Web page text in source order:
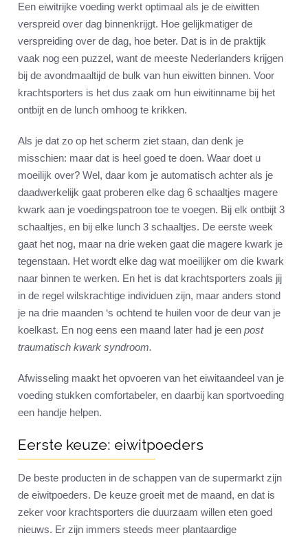
Een eiwitrijke voeding werkt optimaal als je de eiwitten
verspreid over dag binnenkrijgt. Hoe gelijkmatiger de
verspreiding over de dag, hoe beter. Dat is in de praktijk
vaak nog een puzzel, want de meeste Nederlanders krijgen
bij de avondmaaltijd de bulk van hun eiwitten binnen. Voor
krachtsporters is het dus zaak om hun eiwitinname bij het
ontbijt en de lunch omhoog te krikken.
Als je dat zo op het scherm ziet staan, dan denk je
misschien: maar dat is heel goed te doen. Waar doet u
moeilijk over? Wel, daar kom je automatisch achter als je
daadwerkelijk gaat proberen elke dag 6 schaaltjes magere
kwark aan je voedingspatroon toe te voegen. Bij elk ontbijt 3
schaaltjes, en bij elke lunch 3 schaaltjes. De eerste week
gaat het nog, maar na drie weken gaat die magere kwark je
tegenstaan. Het wordt elke dag wat moeilijker om die kwark
naar binnen te werken. En het is dat krachtsporters zoals jij
in de regel wilskrachtige individuen zijn, maar anders stond
je na drie maanden ‘s ochtend te huilen voor de deur van je
koelkast. En nog eens een maand later had je een post
traumatisch kwark syndroom.
Afwisseling maakt het opvoeren van het eiwitaandeel van je
voeding stukken comfortabeler, en daarbij kan sportvoeding
een handje helpen.
Eerste keuze: eiwitpoeders
De beste producten in de schappen van de supermarkt zijn
de eiwitpoeders. De keuze groeit met de maand, en dat is
zeker voor krachtsporters die duurzaam willen eten goed
nieuws. Er zijn immers steeds meer plantaardige